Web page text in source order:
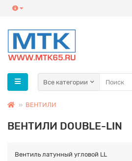
Все категории
ВЕНТИЛИ
ВЕНТИЛИ DOUBLE-LIN
Вентиль латунный угловой LL